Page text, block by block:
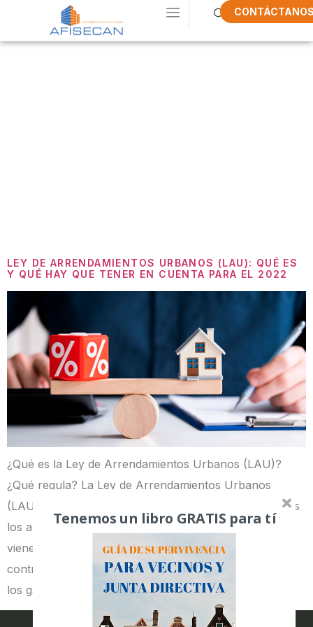
LEY DE ARRENDAMIENTOS URBANOS (LAU): QUÉ ES
Y QUÉ HAY QUE TENER EN CUENTA PARA EL 2022
¿Qué es la Ley de Arrendamientos Urbanos (LAU)?
¿Qué regula? La Ley de Arrendamientos Urbanos
(LAU) es la normativa que se encarga de regular todos
los alquileres de bienes inmuebles en España. En ella
vienen recogidos aspectos como la duración de los
contratos de alquiler, el precio de las mensualidades o
los gastos derivados de […]
Tenemos un libro GRATIS para tí